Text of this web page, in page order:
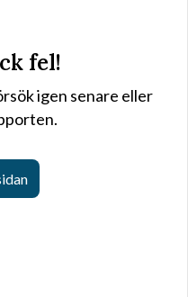
fel!
igen senare eller